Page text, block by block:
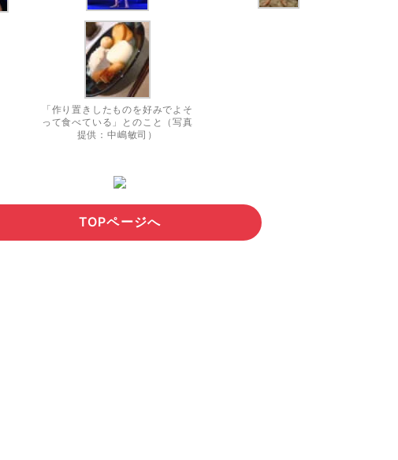
「作り置きしたものを好みでよそ
って食べている」とのこと（写真
提供：中嶋敏司）
TOPページへ